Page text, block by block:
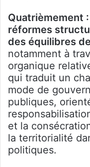
Quatrièmement
réformes
des équilibres
notamment à
organique
qui traduit un
mode de
publiques,
et la
la territorialité
politiques.